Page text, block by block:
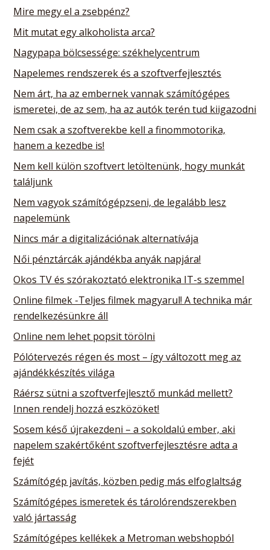
Mire megy el a zsebpénz?
Mit mutat egy alkoholista arca?
Nagypapa bölcsessége: székhelycentrum
Napelemes rendszerek és a szoftverfejlesztés
Nem árt, ha az embernek vannak számítógépes
ismeretei, de az sem, ha az autók terén tud kiigazodni
Nem csak a szoftverekbe kell a finommotorika,
hanem a kezedbe is!
Nem kell külön szoftvert letöltenünk, hogy munkát
találjunk
Nem vagyok számítógépzseni, de legalább lesz
napelemünk
Nincs már a digitalizációnak alternatívája
Női pénztárcák ajándékba anyák napjára!
Okos TV és szórakoztató elektronika IT-s szemmel
Online filmek -Teljes filmek magyarul! A technika már
rendelkezésünkre áll
Online nem lehet popsit törölni
Pólótervezés régen és most – így változott meg az
ajándékkészítés világa
Ráérsz sütni a szoftverfejlesztő munkád mellett?
Innen rendelj hozzá eszközöket!
Sosem késő újrakezdeni – a sokoldalú ember, aki
napelem szakértőként szoftverfejlesztésre adta a
fejét
Számítógép javítás, közben pedig más elfoglaltság
Számítógépes ismeretek és tárolórendszerekben
való jártasság
Számítógépes kellékek a Metroman webshopból